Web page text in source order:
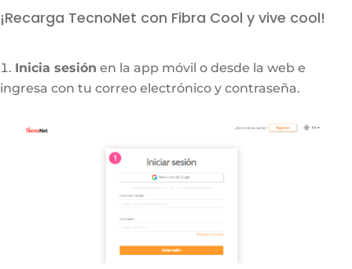
¡Recarga TecnoNet con Fibra Cool y vive cool!
Inicia sesión en la app móvil o desde la web e
ingresa con tu correo electrónico y contraseña.